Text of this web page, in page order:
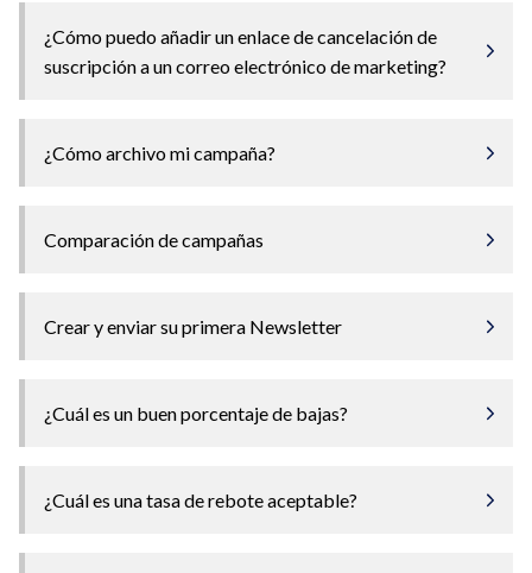
¿Cómo puedo añadir un enlace de cancelación de
suscripción a un correo electrónico de marketing?
¿Cómo archivo mi campaña?
Comparación de campañas
Crear y enviar su primera Newsletter
¿Cuál es un buen porcentaje de bajas?
¿Cuál es una tasa de rebote aceptable?